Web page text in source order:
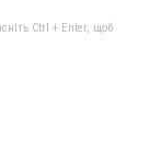
Ctrl + Enter, щоб